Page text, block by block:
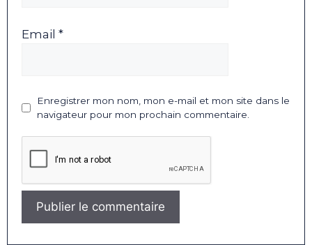
Email *
Enregistrer mon nom, mon e-mail et mon site dans le
navigateur pour mon prochain commentaire.